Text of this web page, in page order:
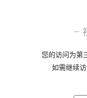
您的访问为第
如需继续